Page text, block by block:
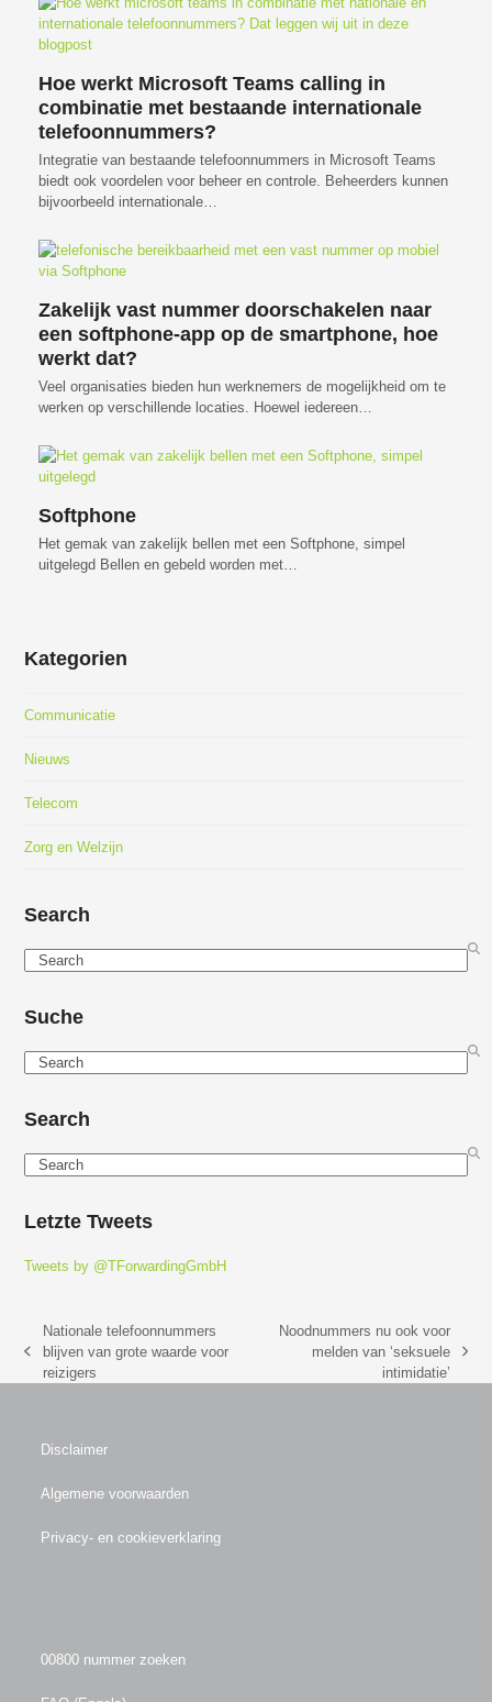
Hoe werkt Microsoft Teams calling in
combinatie met bestaande internationale
telefoonnummers?
Integratie van bestaande telefoonnummers in Microsoft Teams
biedt ook voordelen voor beheer en controle. Beheerders kunnen
bijvoorbeeld internationale…
Zakelijk vast nummer doorschakelen naar
een softphone-app op de smartphone, hoe
werkt dat?
Veel organisaties bieden hun werknemers de mogelijkheid om te
werken op verschillende locaties. Hoewel iedereen…
Softphone
Het gemak van zakelijk bellen met een Softphone, simpel
uitgelegd Bellen en gebeld worden met…
Kategorien
Communicatie
Nieuws
Telecom
Zorg en Welzijn
Search
Search
Suche
Search
Search
Search
Letzte Tweets
Tweets by @TForwardingGmbH
previous
post:
Nationale telefoonnummers
blijven van grote waarde voor
reizigers
post:
Noodnummers nu ook voor
melden van ‘seksuele
intimidatie’
Disclaimer
Algemene voorwaarden
Privacy- en cookieverklaring
00800 nummer zoeken